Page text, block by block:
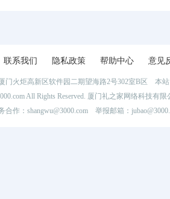
联系我们 隐私政策 帮助中心 意见
门火炬高新区软件园二期望海路2号302室B区 本
All Rights Reserved. 厦门礼之家网络科技
合作：shangwu@3000.com 举报邮箱：